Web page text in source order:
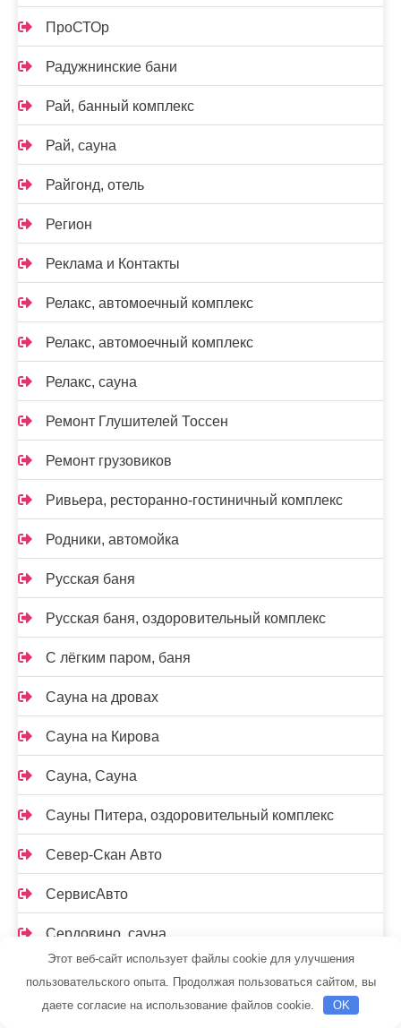
ПроСТОр
Радужнинские бани
Рай, банный комплекс
Рай, сауна
Райгонд, отель
Регион
Реклама и Контакты
Релакс, автомоечный комплекс
Релакс, автомоечный комплекс
Релакс, сауна
Ремонт Глушителей Тоссен
Ремонт грузовиков
Ривьера, ресторанно-гостиничный комплекс
Родники, автомойка
Русская баня
Русская баня, оздоровительный комплекс
С лёгким паром, баня
Сауна на дровах
Сауна на Кирова
Сауна, Сауна
Сауны Питера, оздоровительный комплекс
Север-Скан Авто
СервисАвто
Сердовино, сауна
Сибирская баня на дровах, Сибирская баня на
Этот веб-сайт использует файлы cookie для улучшения
пользовательского опыта. Продолжая пользоваться сайтом, вы
даете согласие на использование файлов cookie.
OK